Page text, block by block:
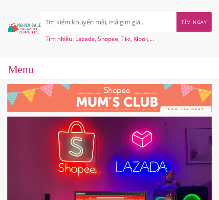
TÌM NGAY
Tìm nhiều: Lazada, Shopee, Tiki, Klook,...